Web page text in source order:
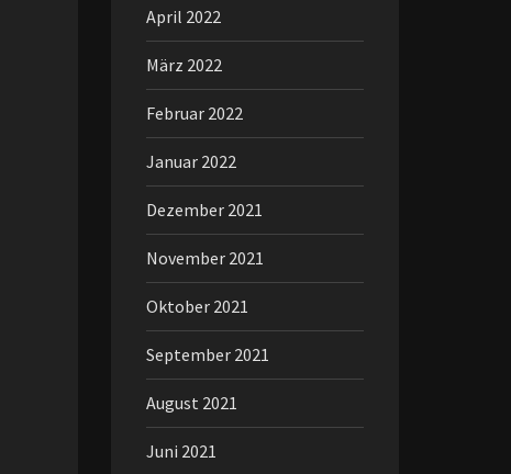
April 2022
März 2022
Februar 2022
Januar 2022
Dezember 2021
November 2021
Oktober 2021
September 2021
August 2021
Juni 2021